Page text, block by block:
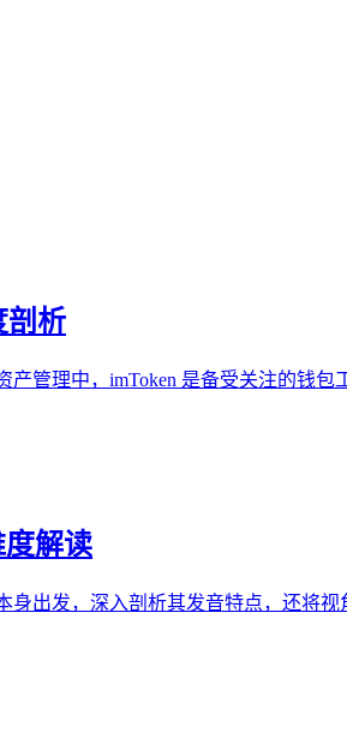
剖析
管理中，imToken 是备受关注的钱
解读
出发，深入剖析其发音特点，还将